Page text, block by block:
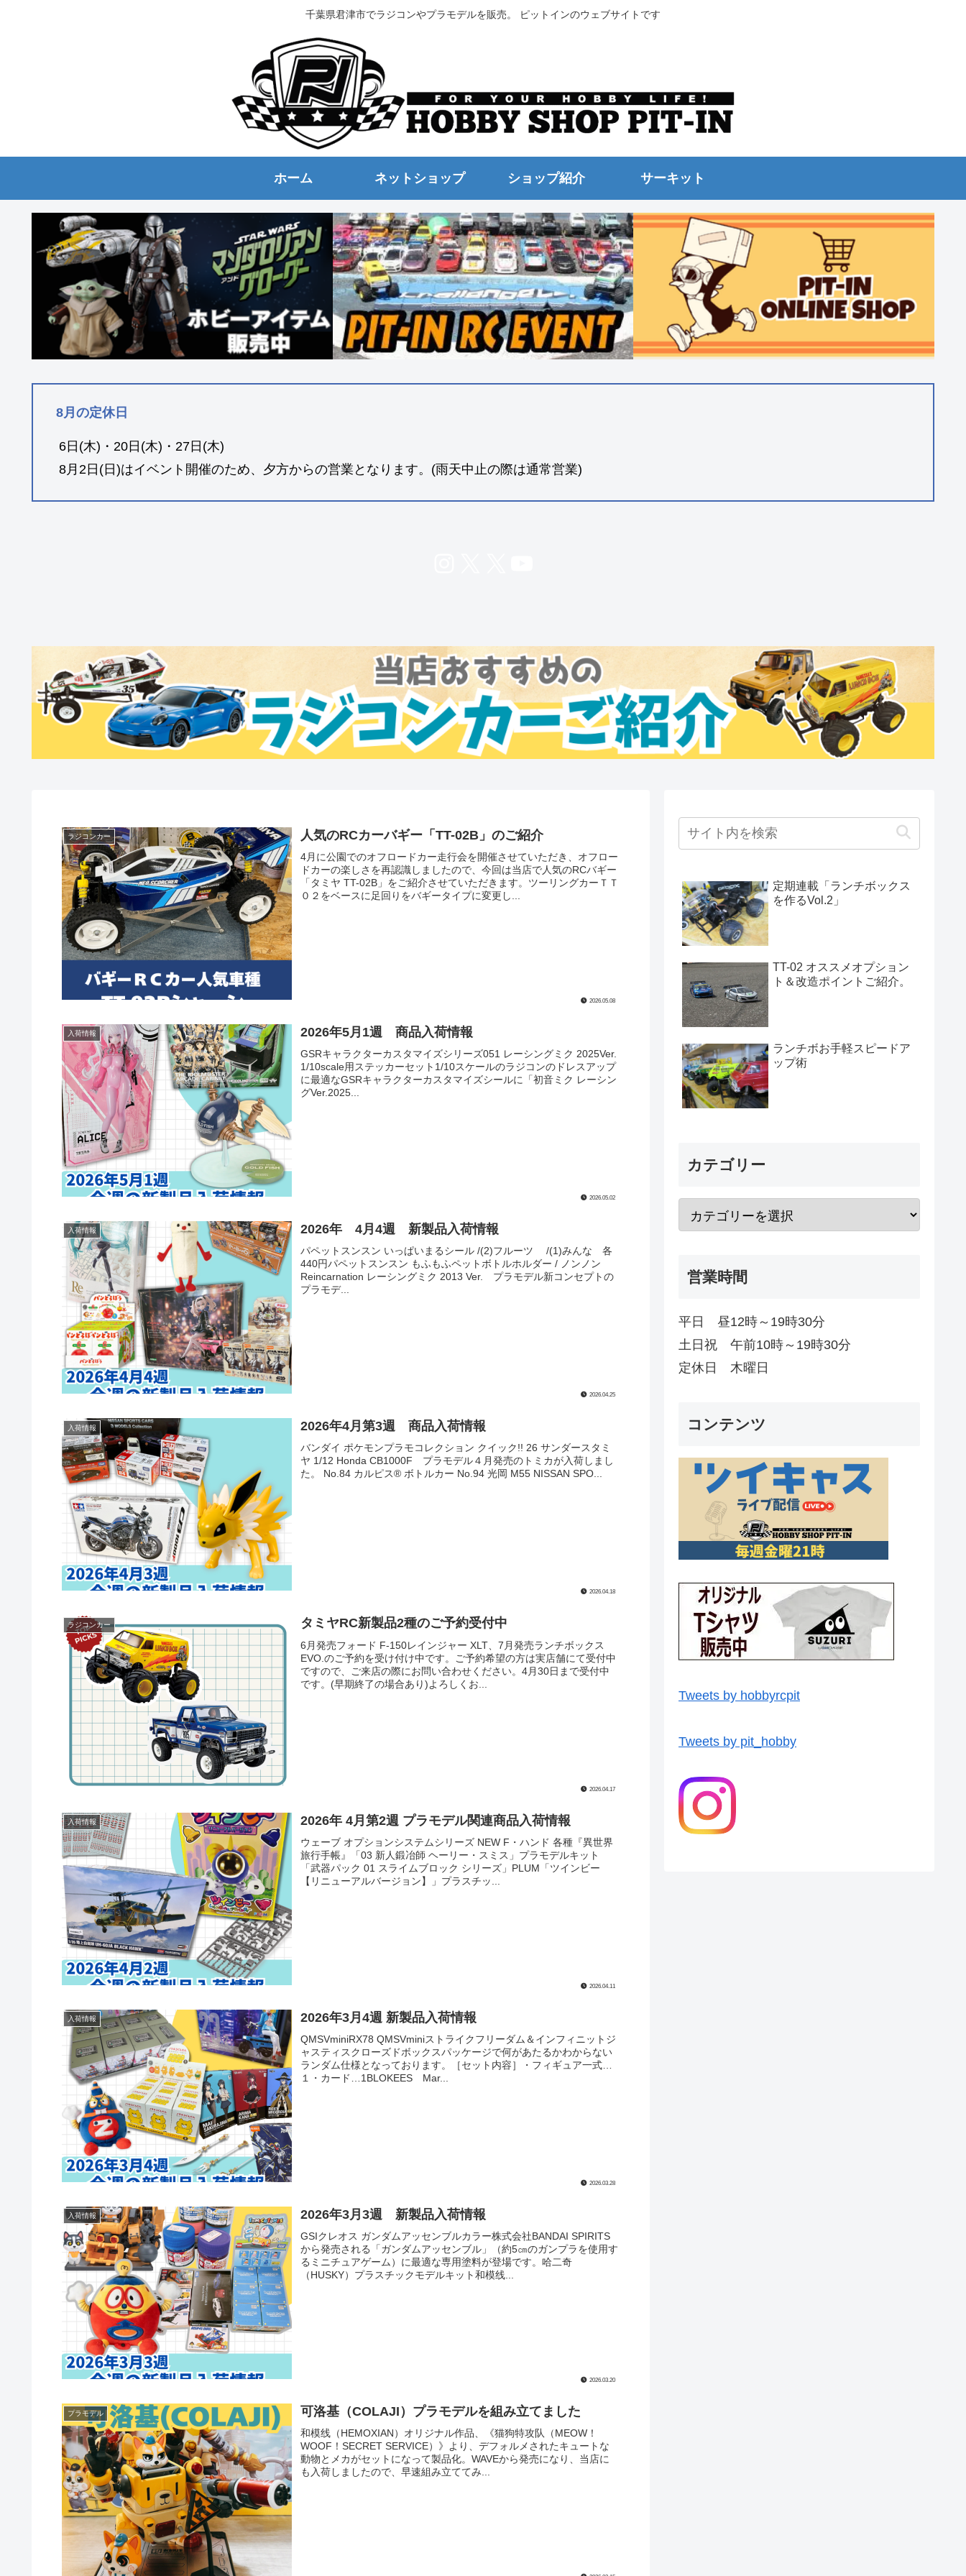
千葉県君津市でラジコンやプラモデルを販売。 ピットインのウェブサイトです
ホーム ネットショップ ショップ紹介 サーキット
8月の定休日
6日(木)・20日(木)・27日(木)
8月2日(日)はイベント開催のため、夕方からの営業となります。(雨天中止の際は通常営業)
ラジコンカー 人気のRCカーバギー「TT-02B」のご紹介
4月に公園でのオフロードカー走行会を開催させていただき、オフロー
ドカーの楽しさを再認識しましたので、今回は当店で人気のRCバギー
「タミヤ TT-02B」をご紹介させていただきます。ツーリングカーＴＴ
０２をベースに足回りをバギータイプに変更し...
2026.05.08
入荷情報 2026年5月1週 商品入荷情報
GSRキャラクターカスタマイズシリーズ051 レーシングミク 2025Ver.
1/10scale用ステッカーセット1/10スケールのラジコンのドレスアップ
に最適なGSRキャラクターカスタマイズシールに「初音ミク レーシン
グVer.2025...
2026.05.02
入荷情報 2026年 4月4週 新製品入荷情報
パペットスンスン いっぱいまるシール /(2)フルーツ /(1)みんな 各
440円パペットスンスン もふもふペットボトルホルダー / ノンノン
Reincarnation レーシングミク 2013 Ver. プラモデル新コンセプトの
プラモデ...
2026.04.25
入荷情報 2026年4月第3週 商品入荷情報
バンダイ ポケモンプラモコレクション クイック!! 26 サンダースタミ
ヤ 1/12 Honda CB1000F プラモデル４月発売のトミカが入荷しまし
た。 No.84 カルピス® ボトルカー No.94 光岡 M55 NISSAN SPO...
2026.04.18
ラジコンカー タミヤRC新製品2種のご予約受付中
6月発売フォード F-150レインジャー XLT、7月発売ランチボックス
EVO.のご予約を受け付け中です。ご予約希望の方は実店舗にて受付中
ですので、ご来店の際にお問い合わせください。4月30日まで受付中
です。(早期終了の場合あり)よろしくお...
2026.04.17
入荷情報 2026年 4月第2週 プラモデル関連商品入荷情報
ウェーブ オプションシステムシリーズ NEW F・ハンド 各種『異世界
旅行手帳』「03 新人鍛冶師 ヘーリー・スミス」プラモデルキット
「武器パック 01 スライムブロック シリーズ」PLUM「ツインビー
【リニューアルバージョン】」プラスチッ...
2026.04.11
入荷情報 2026年3月4週 新製品入荷情報
QMSVminiRX78 QMSVminiストライクフリーダム＆インフィニットジ
ャスティスクローズドボックスパッケージで何があたるかわからない
ランダム仕様となっております。［セット内容］・フィギュア一式…
１・カード…1BLOKEES Mar...
2026.03.28
入荷情報 2026年3月3週 新製品入荷情報
GSIクレオス ガンダムアッセンブルカラー株式会社BANDAI SPIRITS
から発売される「ガンダムアッセンブル」（約5㎝のガンプラを使用す
るミニチュアゲーム）に最適な専用塗料が登場です。哈二奇
（HUSKY）プラスチックモデルキット和模线...
2026.03.20
プラモデル 可洛基（COLAJI）プラモデルを組み立てました
和模线（HEMOXIAN）オリジナル作品、《猫狗特攻队（MEOW！
WOOF！SECRET SERVICE）》より、デフォルメされたキュートな
動物とメカがセットになって製品化。WAVEから発売になり、当店に
も入荷しましたので、早速組み立ててみ...
定期連載「ランチボックス
を作るVol.2」
TT-02 オススメオプション
ト＆改造ポイントご紹介。
ランチボお手軽スピードア
ップ術
カテゴリー
営業時間
平日 昼12時～19時30分
土日祝 午前10時～19時30分
定休日 木曜日
コンテンツ
Tweets by hobbyrcpit
Tweets by pit_hobby